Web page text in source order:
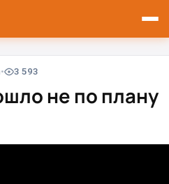
3 593
не по плану